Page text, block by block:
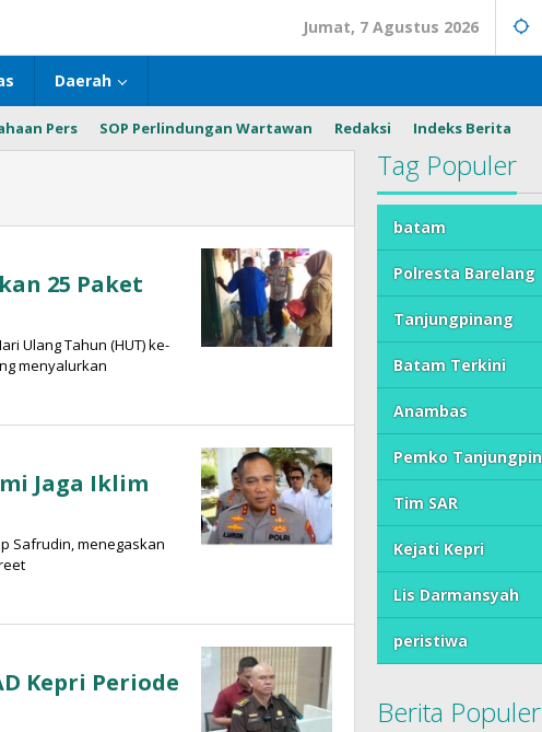
Jumat, 7 Agustus 2026
Daerah
Pers SOP Perlindungan Wartawan Redaksi Indeks Berita
25 Paket
Ulang Tahun (HUT) ke-
menyalurkan
Jaga Iklim
Safrudin, menegaskan
Kepri Periode
Tag Populer
batam
Polresta Barelang
Tanjungpinang
Batam Terkini
Anambas
Pemko
Tim SAR
Kejati Kepri
Lis Darmansyah
peristiwa
Berita Populer